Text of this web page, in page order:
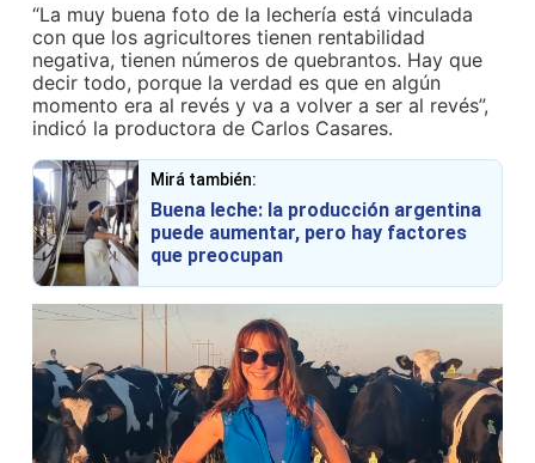
“La muy buena foto de la lechería está vinculada
con que los agricultores tienen rentabilidad
negativa, tienen números de quebrantos. Hay que
decir todo, porque la verdad es que en algún
momento era al revés y va a volver a ser al revés”,
indicó la productora de Carlos Casares.
Mirá también:
Buena leche: la producción argentina
puede aumentar, pero hay factores
que preocupan